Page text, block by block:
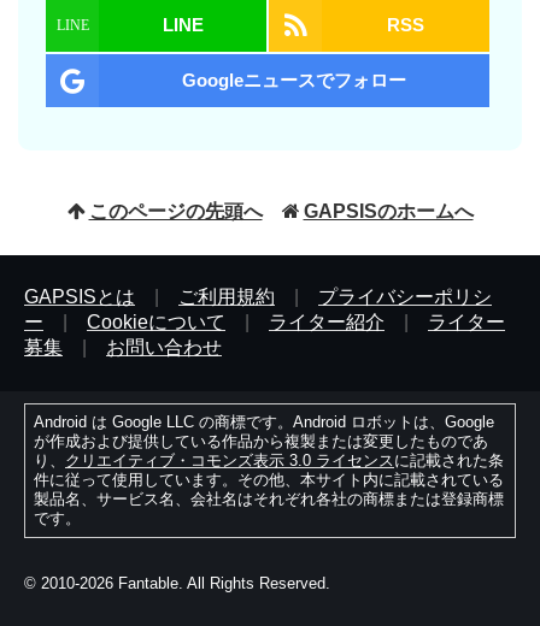
LINE RSS
Googleニュースでフォロー
このページの先頭へ GAPSISのホームへ
GAPSISとは ご利用規約
プライバシーポリシ
ー
Cookieについて ライター紹介
ライター
募集
お問い合わせ
Android は Google LLC の商標です。Android ロボットは、Google
が作成および提供している作品から複製または変更したものであ
り、 クリエイティブ・コモンズ表示 3.0 ライセンスに記載された条
件に従って使用しています。その他、本サイト内に記載されている
製品名、サービス名、会社名はそれぞれ各社の商標または登録商標
です。
© 2010-2026 Fantable. All Rights Reserved.